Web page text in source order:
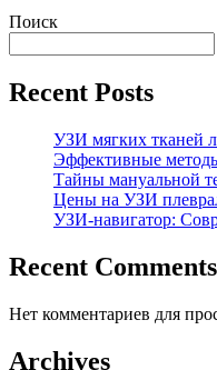
Поиск
Recent Posts
УЗИ мягких тканей
Эффективные
Тайны мануальной
Цены на УЗИ
УЗИ-навигатор:
Recent Comments
Нет комментариев для
Archives